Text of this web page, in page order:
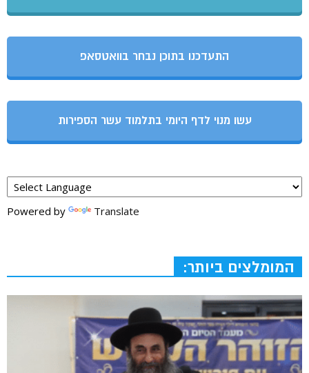
התעדכנו בתוכן נבחר בוואטסאפ
עשו מנוי לדף היומי בתלמוד עשר הספירות
Powered by Translate
המומלצים ביותר: